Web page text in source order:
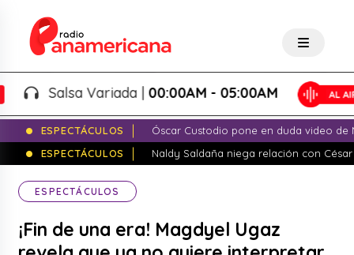
Salsa Variada |00:00AM - 05:00AM
ESPECTÁCULOS
Óscar Custodio pone en duda video de
ESPECTÁCULOS
Naldy Saldaña niega relación con
ESPECTÁCULOS
¡Fin de una era! Magdyel Ugaz